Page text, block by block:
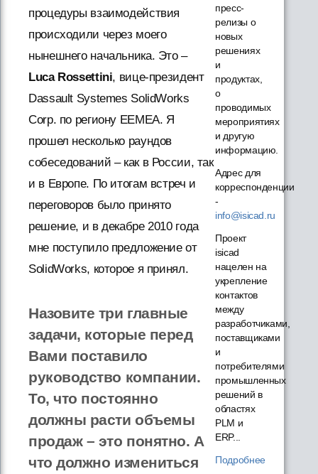
процедуры взаимодействия
происходили через моего
нынешнего начальника. Это –
Luca Rossettini, вице-президент
Dassault Systemes SolidWorks
Corp. по региону EEMEA. Я
прошел несколько раундов
собеседований – как в России, так
и в Европе. По итогам встреч и
переговоров было принято
решение, и в декабре 2010 года
мне поступило предложение от
SolidWorks, которое я принял.
Назовите три главные
задачи, которые перед
Вами поставило
руководство компании.
То, что постоянно
должны расти объемы
продаж – это понятно. А
что должно измениться
пресс-
релизы о
новых
решениях
и
продуктах,
о
проводимых
мероприятиях
и другую
информацию.
Адрес для
корреспонденции
-
info@isicad.ru
Проект
isicad
нацелен на
укрепление
контактов
между
разработчиками,
поставщиками
и
потребителями
промышленных
решений в
областях
PLM и
ERP...
Подробнее